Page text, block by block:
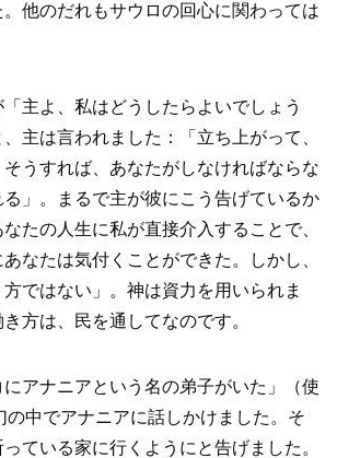
他のだれもサウロの回心に関わっては
主よ、私はどうしたらよいでしょう
主は言われました：「立ち上がって、
うすれば、あなたがしなければならな
」。まるで主が彼にこう告げているか
たの人生に私が直接介入することで、
なたは気付くことができた。しかし、
ではない」。神は資力を用いられま
方は、民を通してなのです。
にアナニアという名の弟子がいた」（使
の中でアナニアに話しかけました。そ
ている家に行くようにと告げました。